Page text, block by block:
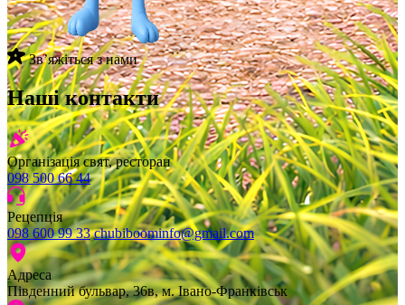
Звʼяжіться з нами
Наші контакти
Організація свят, ресторан
098 500 66 44
Рецепція
098 600 99 33 chubiboominfo@gmail.com
Адреса
Південний бульвар, 36в, м. Івано-Франківськ